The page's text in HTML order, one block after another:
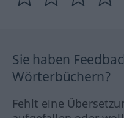
Sie haben
Wörterbüchern?
Fehlt eine